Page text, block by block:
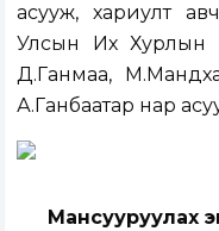
асууж, хариулт
Улсын Их Хурлын
Д.Ганмаа,
А.Ганбаатар нар
Мансууруулах